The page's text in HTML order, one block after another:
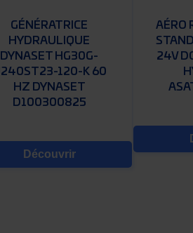
GÉNÉRATRICE
HYDRAULIQUE
DYNASET HG30G-
120-K 60
HZ DYNASET
D100300825
Découvrir
AÉRO
24V